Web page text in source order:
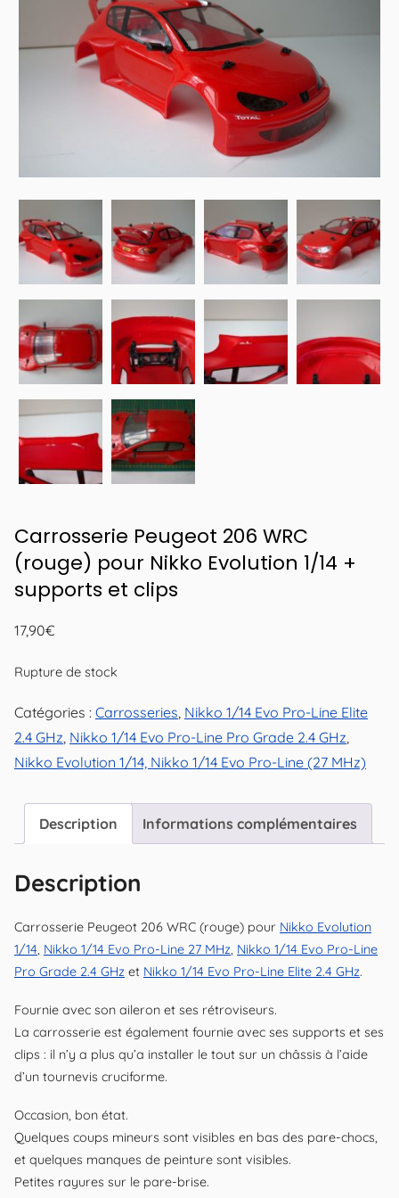
Carrosserie Peugeot 206 WRC
(rouge) pour Nikko Evolution 1/14 +
supports et clips
17,90€
Rupture de stock
Catégories : Carrosseries Nikko 1/14 Evo Pro-Line Elite
2.4 GHz Nikko 1/14 Evo Pro-Line Pro Grade 2.4 GHz
Nikko Evolution 1/14, Nikko 1/14 Evo Pro-Line (27 MHz)
Description Informations complémentaires
Description
Carrosserie Peugeot 206 WRC (rouge) pour Nikko Evolution
1/14, Nikko 1/14 Evo Pro-Line 27 MHz, Nikko 1/14 Evo Pro-Line
Pro Grade 2.4 GHz et Nikko 1/14 Evo Pro-Line Elite 2.4 GHz.
Fournie avec son aileron et ses rétroviseurs.
La carrosserie est également fournie avec ses supports et ses
clips : il n’y a plus qu’a installer le tout sur un châssis à l’aide
d’un tournevis cruciforme.
Occasion, bon état.
Quelques coups mineurs sont visibles en bas des pare-chocs,
et quelques manques de peinture sont visibles.
Petites rayures sur le pare-brise.